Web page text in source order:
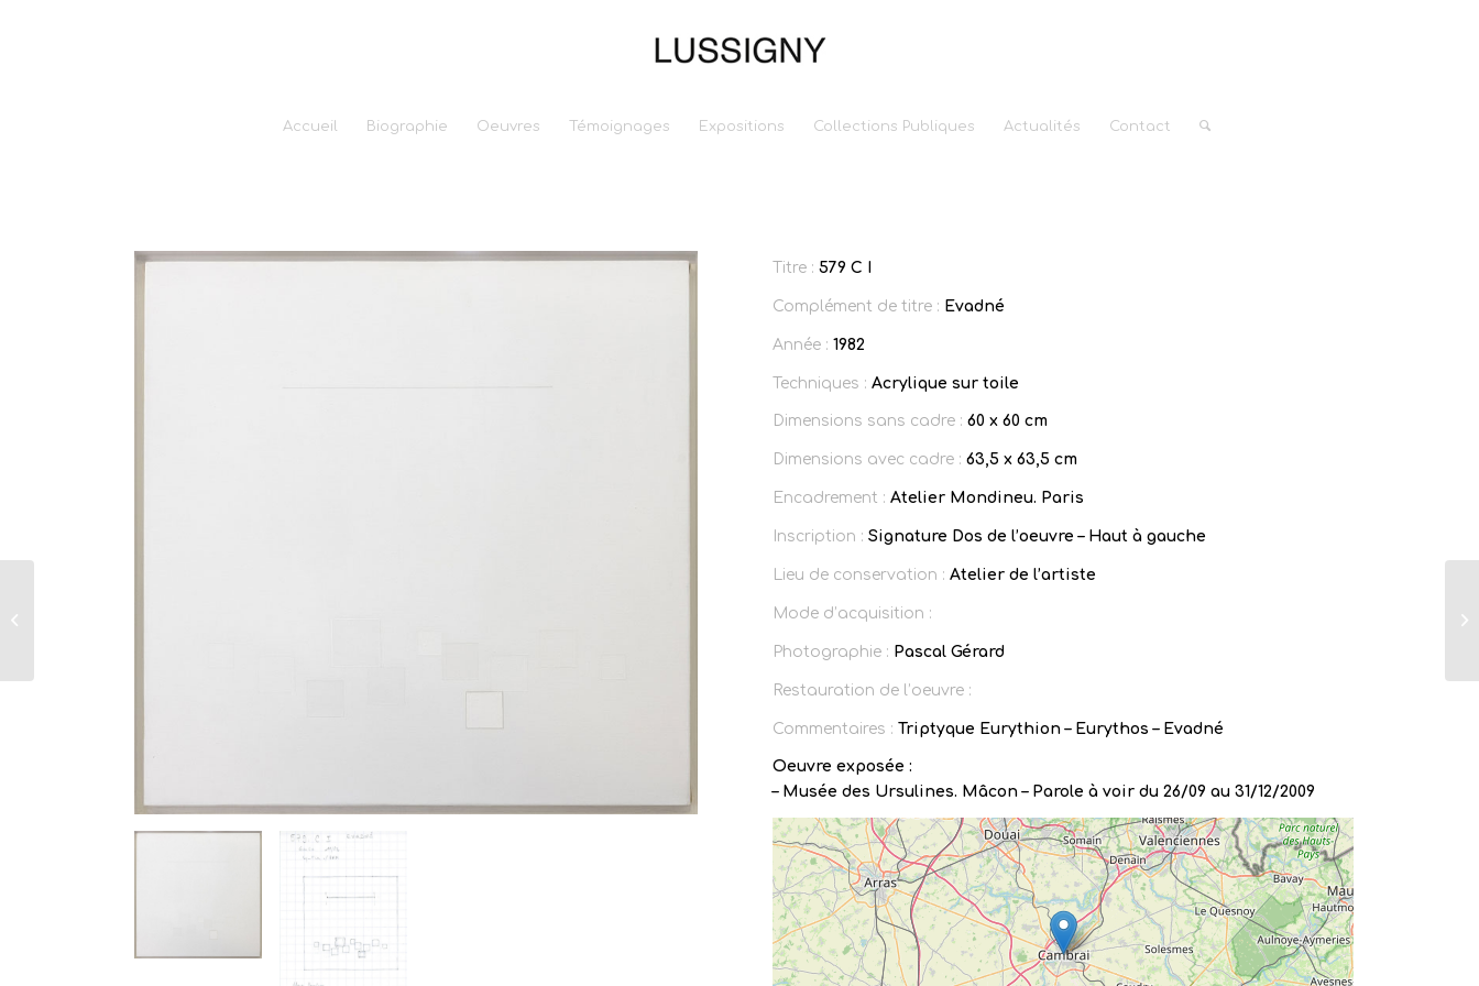
Accueil Biographie Oeuvres Témoignages Expositions Collections Publiques Actualités Contact
Titre : 579 C I
Complément de titre : Evadné
Année : 1982
Techniques : Acrylique sur toile
Dimensions sans cadre : 60 x 60 cm
Dimensions avec cadre : 63,5 x 63,5 cm
Encadrement : Atelier Mondineu. Paris
Inscription : Signature Dos de l’oeuvre – Haut à gauche
Lieu de conservation : Atelier de l’artiste
Mode d’acquisition :
Photographie : Pascal Gérard
Restauration de l’oeuvre :
Commentaires : Triptyque Eurythion – Eurythos – Evadné
Oeuvre exposée :
– Musée des Ursulines. Mâcon – Parole à voir du 26/09 au 31/12/2009